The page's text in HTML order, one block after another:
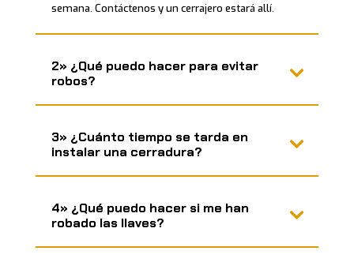
semana. Contáctenos y un cerrajero estará allí.
2» ¿Qué puedo hacer para evitar
robos?
3» ¿Cuánto tiempo se tarda en
instalar una cerradura?
4» ¿Qué puedo hacer si me han
robado las llaves?